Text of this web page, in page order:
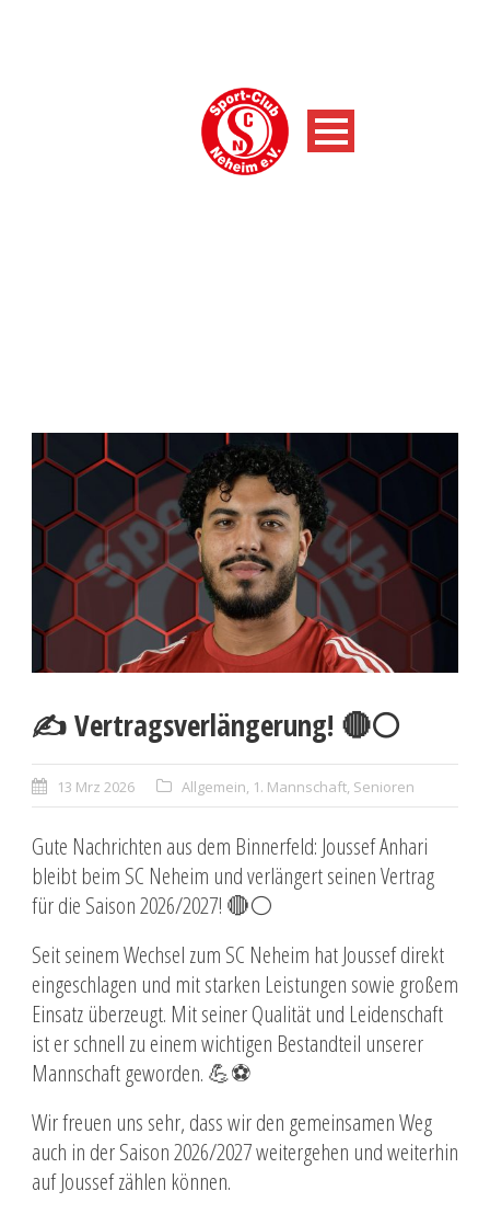
✍️ Vertragsverlängerung! 🔴⚪
13 Mrz 2026 Allgemein, 1. Mannschaft, Senioren
Gute Nachrichten aus dem Binnerfeld: Joussef Anhari
bleibt beim SC Neheim und verlängert seinen Vertrag
für die Saison 2026/2027! 🔴⚪
Seit seinem Wechsel zum SC Neheim hat Joussef direkt
eingeschlagen und mit starken Leistungen sowie großem
Einsatz überzeugt. Mit seiner Qualität und Leidenschaft
ist er schnell zu einem wichtigen Bestandteil unserer
Mannschaft geworden. 💪⚽
Wir freuen uns sehr, dass wir den gemeinsamen Weg
auch in der Saison 2026/2027 weitergehen und weiterhin
auf Joussef zählen können.